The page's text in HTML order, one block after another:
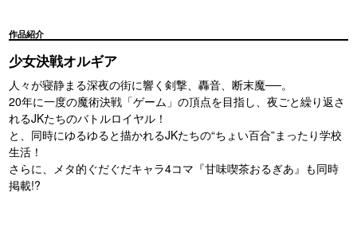
作品紹介
少女決戦オルギア
人々が寝静まる深夜の街に響く剣撃、轟音、断末魔──。
20年に一度の魔術決戦「ゲーム」の頂点を目指し、夜ごと繰り返さ
れるJKたちのバトルロイヤル！
と、同時にゆるゆると描かれるJKたちの“ちょい百合”まったり学校
生活！
さらに、メタ的ぐだぐだキャラ4コマ『甘味喫茶おるぎあ』も同時
掲載!?